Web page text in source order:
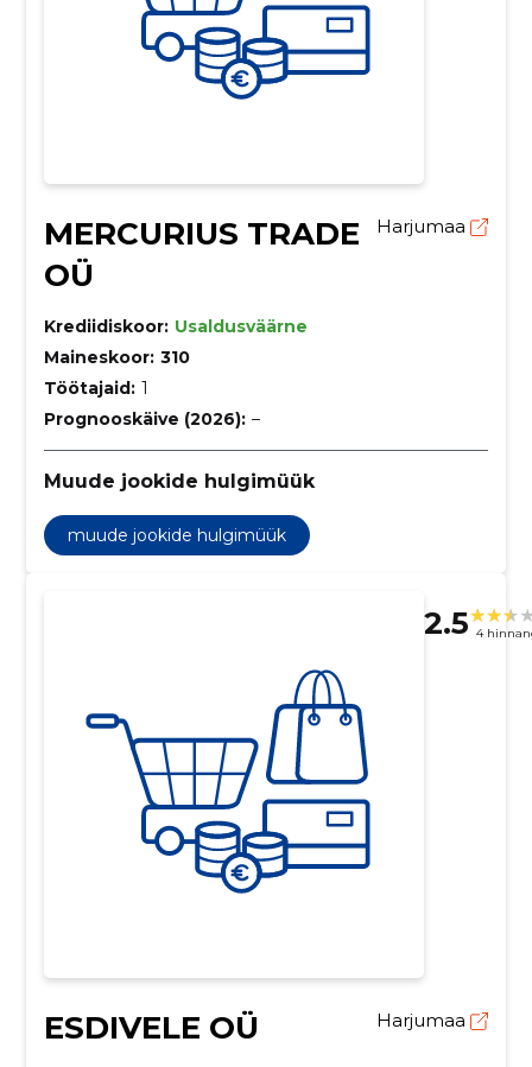
MERCURIUS TRADE
OÜ
Harjumaa
Krediidiskoor: Usaldusväärne
Maineskoor: 310
Töötajaid: 1
Prognooskäive (2026): –
Muude jookide hulgimüük
muude jookide hulgimüük
2.5 4
ESDIVELE OÜ Harjumaa